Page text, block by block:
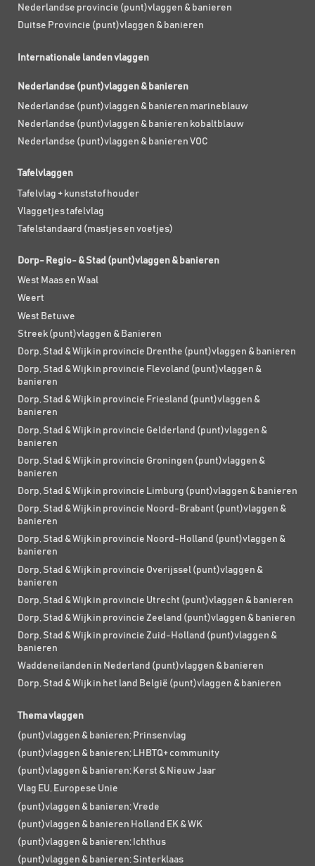
Nederlandse provincie (punt)vlaggen & banieren
Duitse Provincie (punt)vlaggen & banieren
Internationale landen vlaggen
Nederlandse (punt)vlaggen & banieren
Nederlandse (punt)vlaggen & banieren marineblauw
Nederlandse (punt)vlaggen & banieren kobaltblauw
Nederlandse (punt)vlaggen & banieren VOC
Tafelvlaggen
Tafelvlag + kunststof houder
Vlaggetjes tafelvlag
Tafelstandaard (mastjes en voetjes)
Dorp- Regio- & Stad (punt)vlaggen & banieren
West Maas en Waal
Weert
West Betuwe
Streek (punt)vlaggen & Banieren
Dorp, Stad & Wijk in provincie Drenthe (punt)vlaggen & banieren
Dorp, Stad & Wijk in provincie Flevoland (punt)vlaggen &
banieren
Dorp, Stad & Wijk in provincie Friesland (punt)vlaggen &
banieren
Dorp, Stad & Wijk in provincie Gelderland (punt)vlaggen &
banieren
Dorp, Stad & Wijk in provincie Groningen (punt)vlaggen &
banieren
Dorp, Stad & Wijk in provincie Limburg (punt)vlaggen & banieren
Dorp, Stad & Wijk in provincie Noord-Brabant (punt)vlaggen &
banieren
Dorp, Stad & Wijk in provincie Noord-Holland (punt)vlaggen &
banieren
Dorp, Stad & Wijk in provincie Overijssel (punt)vlaggen &
banieren
Dorp, Stad & Wijk in provincie Utrecht (punt)vlaggen & banieren
Dorp, Stad & Wijk in provincie Zeeland (punt)vlaggen & banieren
Dorp, Stad & Wijk in provincie Zuid-Holland (punt)vlaggen &
banieren
Waddeneilanden in Nederland (punt)vlaggen & banieren
Dorp, Stad & Wijk in het land België (punt)vlaggen & banieren
Thema vlaggen
(punt)vlaggen & banieren; Prinsenvlag
(punt)vlaggen & banieren; LHBTQ+ community
(punt)vlaggen & banieren; Kerst & Nieuw Jaar
Vlag EU, Europese Unie
(punt)vlaggen & banieren; Vrede
(punt)vlaggen & banieren Holland EK & WK
(punt)vlaggen & banieren; Ichthus
(punt)vlaggen & banieren; Sinterklaas